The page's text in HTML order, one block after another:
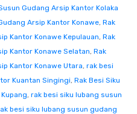
Gudang Arsip Kantor Kolaka
Arsip Kantor Konawe, Rak
Kantor Konawe Kepulauan, Rak
Kantor Konawe Selatan, Rak
Kantor Konawe Utara, rak besi
Kuantan Singingi, Rak Besi Siku
, rak besi siku lubang susun
besi siku lubang susun gudang